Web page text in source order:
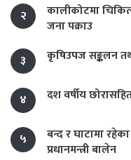
२
कालीकोटमा
जना पक्राउ
३
कृषिउपज सङ्कलन
४ दश वर्षीय
५
बन्द र घाटामा
प्रधानमन्त्री बालेन